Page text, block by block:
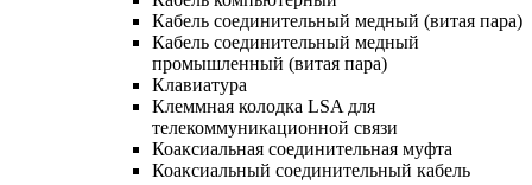
Кабель соединительный медный (витая пара)
Кабель соединительный медный
промышленный (витая пара)
Клавиатура
Клеммная колодка LSA для
телекоммуникационной связи
Коаксиальная соединительная муфта
Коаксиальный соединительный кабель